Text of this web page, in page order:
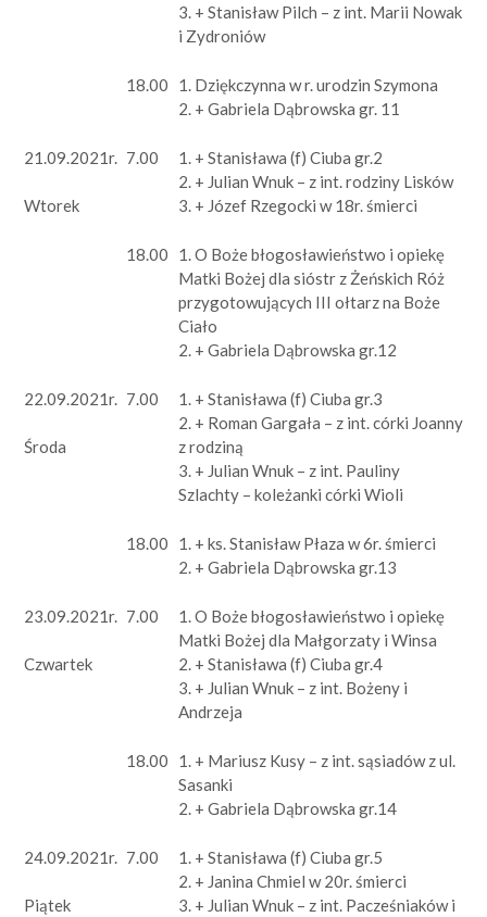
3. + Stanisław Pilch – z int. Marii Nowak
i Zydroniów
18.00
1. Dziękczynna w r. urodzin Szymona
2. + Gabriela Dąbrowska gr. 11
21.09.2021r.
Wtorek
7.00
1. + Stanisława (f) Ciuba gr.2
2. + Julian Wnuk – z int. rodziny Lisków
3. + Józef Rzegocki w 18r. śmierci
18.00
1. O Boże błogosławieństwo i opiekę
Matki Bożej dla sióstr z Żeńskich Róż
przygotowujących III ołtarz na Boże
Ciało
2. + Gabriela Dąbrowska gr.12
22.09.2021r.
Środa
7.00
1. + Stanisława (f) Ciuba gr.3
2. + Roman Gargała – z int. córki Joanny
z rodziną
3. + Julian Wnuk – z int. Pauliny
Szlachty – koleżanki córki Wioli
18.00
1. + ks. Stanisław Płaza w 6r. śmierci
2. + Gabriela Dąbrowska gr.13
23.09.2021r.
Czwartek
7.00
1. O Boże błogosławieństwo i opiekę
Matki Bożej dla Małgorzaty i Winsa
2. + Stanisława (f) Ciuba gr.4
3. + Julian Wnuk – z int. Bożeny i
Andrzeja
18.00
1. + Mariusz Kusy – z int. sąsiadów z ul.
Sasanki
2. + Gabriela Dąbrowska gr.14
24.09.2021r.
Piątek
7.00
1. + Stanisława (f) Ciuba gr.5
2. + Janina Chmiel w 20r. śmierci
3. + Julian Wnuk – z int. Pacześniaków i